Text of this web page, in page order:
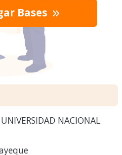
Bases
UNIVERSIDAD NACIONAL